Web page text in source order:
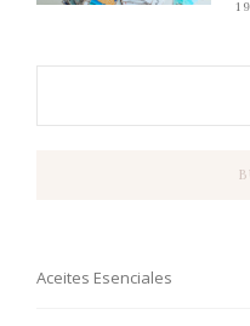
Aceites Esenciales